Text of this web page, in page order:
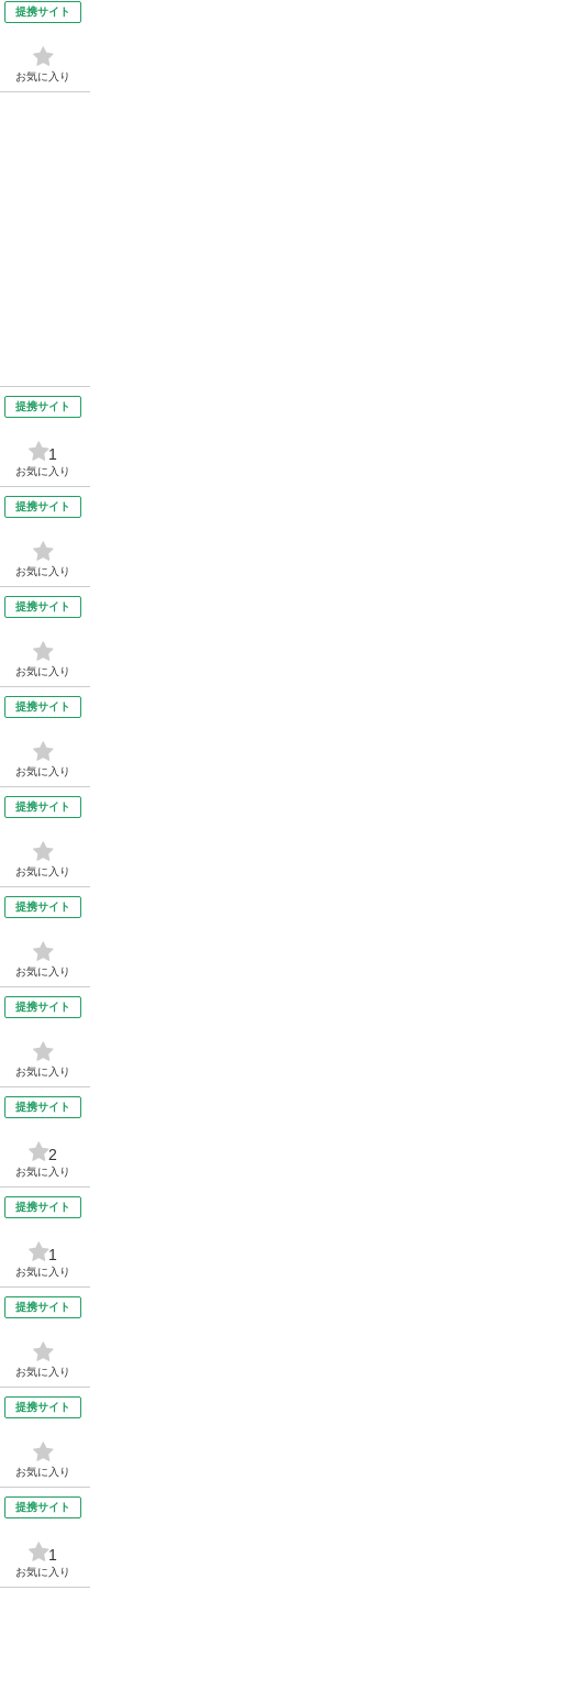
提携サイト
お気に入り
提携サイト
1
お気に入り
提携サイト
お気に入り
提携サイト
お気に入り
提携サイト
お気に入り
提携サイト
お気に入り
提携サイト
お気に入り
提携サイト
お気に入り
提携サイト
2
お気に入り
提携サイト
1
お気に入り
提携サイト
お気に入り
提携サイト
お気に入り
提携サイト
1
お気に入り